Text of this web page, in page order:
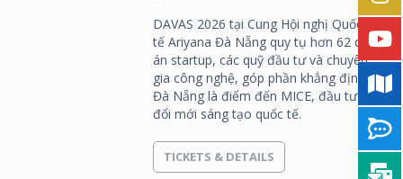
DAVAS 2026 tại Cung Hội nghị Quốc
tế Ariyana Đà Nẵng quy tụ hơn 62 dự
án startup, các quỹ đầu tư và chuyên
gia công nghệ, góp phần khẳng định
Đà Nẵng là điểm đến MICE, đầu tư và
đổi mới sáng tạo quốc tế.
TICKETS & DETAILS